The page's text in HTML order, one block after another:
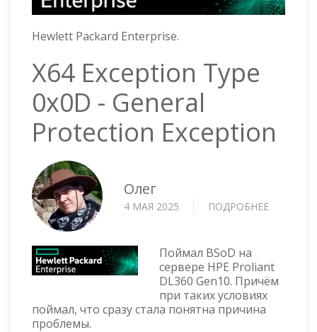
Hewlett Packard Enterprise.
X64 Exception Type
0x0D - General
Protection Exception
Олег
4 МАЯ 2025 ПОДРОБНЕЕ
0X0D
-
Поймал BSoD на
сервере HPE Proliant
DL360 Gen10. Причём
при таких условиях
поймал, что сразу стала понятна причина
проблемы.